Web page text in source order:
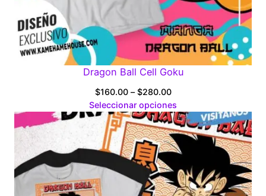
Dragon Ball Cell Goku
$160.00 – $280.00Price
range:
$160.00
through
$280.00
Seleccionar opciones